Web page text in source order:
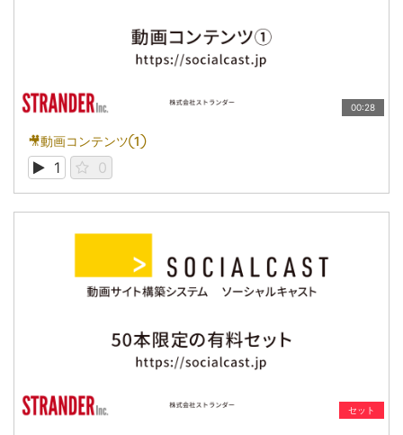
00:28
🎥動画コンテンツ①
1 0
セット